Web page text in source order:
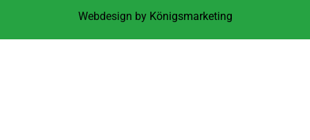
Webdesign by Königsmarketing